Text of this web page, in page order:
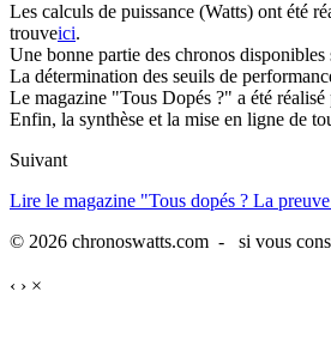
Les calculs de puissance (Watts) ont été
trouveici.
Une bonne partie des chronos
La détermination des seuils de
Le magazine "Tous Dopés ?" a été
Enfin, la synthèse et la mise en ligne de
Suivant
Lire le magazine "Tous dopés ? La
© 2026 chronoswatts.com - si vous
‹ › ×